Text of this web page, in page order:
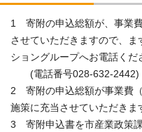
1 寄附の申込総額が、事業
させていただきますので、
ショングループへお電話くだ
(電話番号028-632-2442)
2 寄附の申込総額が事業費
施策に充当させていただきま
3 寄附申込書を市産業政策